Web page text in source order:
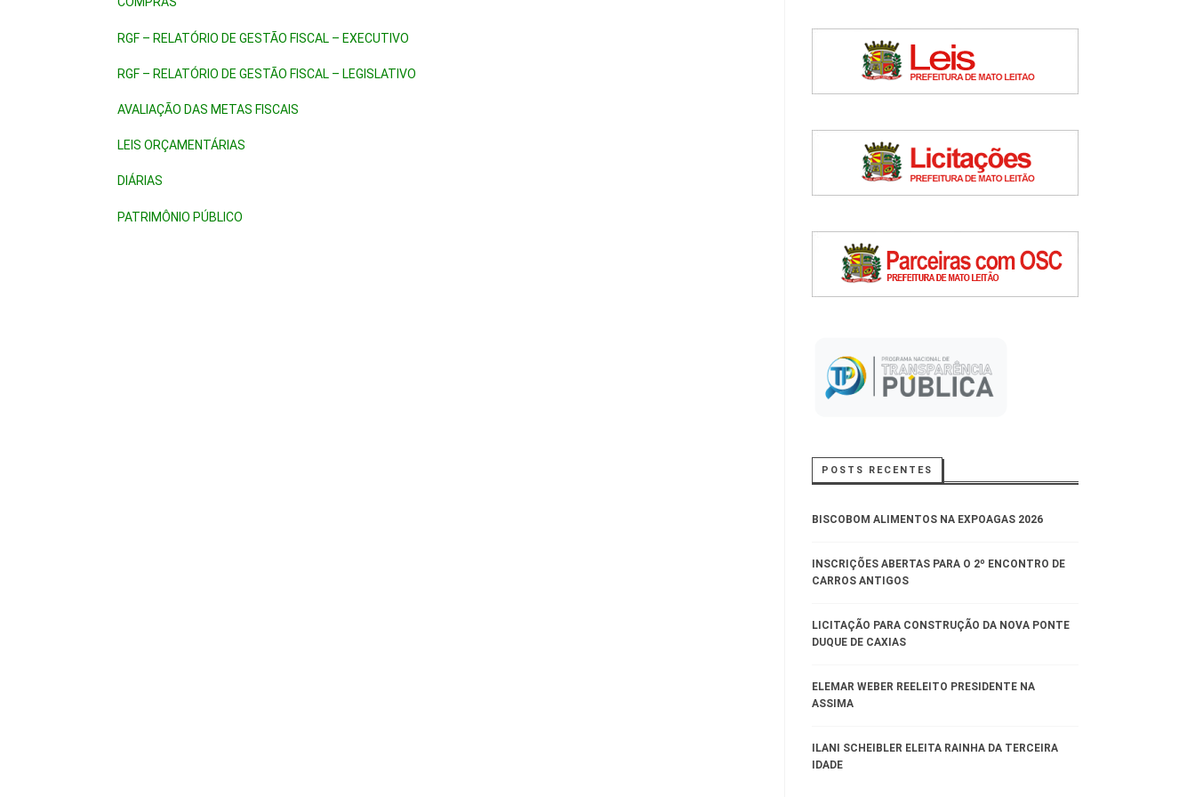
RGF – RELATÓRIO DE GESTÃO FISCAL – EXECUTIVO
RGF – RELATÓRIO DE GESTÃO FISCAL – LEGISLATIVO
AVALIAÇÃO DAS METAS FISCAIS
LEIS ORÇAMENTÁRIAS
DIÁRIAS
PATRIMÔNIO PÚBLICO
POSTS RECENTES
BISCOBOM ALIMENTOS NA EXPOAGAS 2026
INSCRIÇÕES ABERTAS PARA O 2º ENCONTRO DE
CARROS ANTIGOS
LICITAÇÃO PARA CONSTRUÇÃO DA NOVA PONTE
DUQUE DE CAXIAS
ELEMAR WEBER REELEITO PRESIDENTE NA
ASSIMA
ILANI SCHEIBLER ELEITA RAINHA DA TERCEIRA
IDADE